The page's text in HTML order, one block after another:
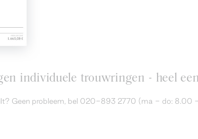
individuele trouwringen - heel
Geen probleem, bel 020-893 2770 (ma - do: 8.00